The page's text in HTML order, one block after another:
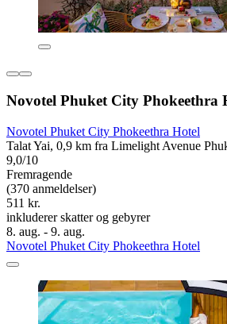
Novotel Phuket City Phokeethra
Novotel Phuket City Phokeethra Hotel
Talat Yai, 0,9 km fra Limelight Avenue
9,0/10
Fremragende
(370 anmeldelser)
511 kr.
inkluderer skatter og gebyrer
8. aug. - 9. aug.
Novotel Phuket City Phokeethra Hotel